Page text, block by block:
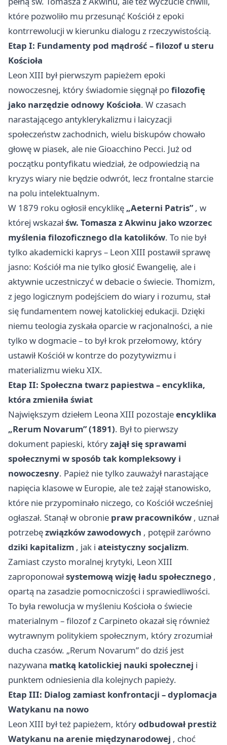
które pozwoliło mu przesunąć Kościół z epoki
kontrrewolucji w kierunku dialogu z rzeczywistością.
Etap I: Fundamenty pod mądrość – filozof u steru
Kościoła
Leon XIII był pierwszym papieżem epoki
nowoczesnej, który świadomie sięgnął pofilozofię
jako narzędzie odnowy Kościoła. W czasach
narastającego antyklerykalizmu i laicyzacji
społeczeństw zachodnich, wielu biskupów chowało
głowę w piasek, ale nie Gioacchino Pecci. Już od
początku pontyfikatu wiedział, że odpowiedzią na
kryzys wiary nie będzie odwrót, lecz frontalne starcie
na polu intelektualnym.
W 1879 roku ogłosił encyklikę „Aeterni Patris”, w
której wskazałśw. Tomasza z Akwinu jako wzorzec
myślenia filozoficznego dla katolików. To nie był
tylko akademicki kaprys – Leon XIII postawił sprawę
jasno: Kościół ma nie tylko głosić Ewangelię, ale i
aktywnie uczestniczyć w debacie o świecie. Thomizm,
z jego logicznym podejściem do wiary i rozumu, stał
się fundamentem nowej katolickiej edukacji. Dzięki
niemu teologia zyskała oparcie w racjonalności, a nie
tylko w dogmacie – to był krok przełomowy, który
ustawił Kościół w kontrze do pozytywizmu i
materializmu wieku XIX.
Etap II: Społeczna twarz papiestwa – encyklika,
która zmieniła świat
Największym dziełem Leona XIII pozostajeencyklika
„Rerum Novarum” (1891). Był to pierwszy
dokument papieski, któryzajął się sprawami
społecznymi w sposób tak kompleksowy i
nowoczesny. Papież nie tylko zauważył narastające
napięcia klasowe w Europie, ale też zajął stanowisko,
które nie przypominało niczego, co Kościół wcześniej
ogłaszał. Stanął w obronie praw pracowników , uznał
potrzebęzwiązków zawodowych , potępił zarówno
dziki kapitalizm , jak i ateistyczny socjalizm.
Zamiast czysto moralnej krytyki, Leon XIII
zaproponowałsystemową wizję ładu społecznego ,
opartą na zasadzie pomocniczości i sprawiedliwości.
To była rewolucja w myśleniu Kościoła o świecie
materialnym – filozof z Carpineto okazał się również
wytrawnym politykiem społecznym, który zrozumiał
ducha czasów. „Rerum Novarum” do dziś jest
nazywana matką katolickiej nauki społecznej i
punktem odniesienia dla kolejnych papieży.
Etap III: Dialog zamiast konfrontacji – dyplomacja
Watykanu na nowo
Leon XIII był też papieżem, któryodbudował prestiż
Watykanu na arenie międzynarodowej , choć